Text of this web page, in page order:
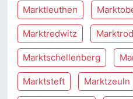
Marktleuthen
Marktredwitz
Marktschellenberg
Marktsteft Marktzeuln